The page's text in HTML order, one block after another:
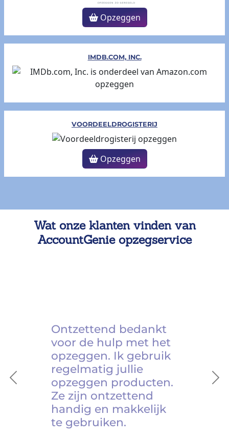
Opzeggen
IMDB.COM, INC.
VOORDEELDROGISTERIJ
Opzeggen
Wat onze klanten vinden van
AccountGenie opzegservice
Previous
Ontzettend bedankt
voor de hulp met het
opzeggen. Ik gebruik
regelmatig jullie
opzeggen producten.
Ze zijn ontzettend
handig en makkelijk
te gebruiken.